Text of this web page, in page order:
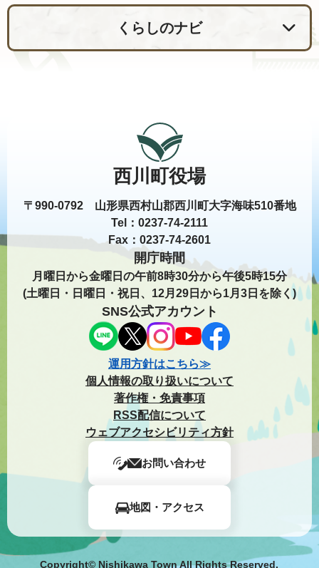
くらしのナビ
西川町役場
〒990-0792 山形県西村山郡西川町大字海味510番地
Tel：0237-74-2111
Fax：0237-74-2601
開庁時間
月曜日から金曜日の午前8時30分から午後5時15分
(土曜日・日曜日・祝日、12月29日から1月3日を除く)
SNS公式アカウント
運用方針はこちら≫
個人情報の取り扱いについて
著作権・免責事項
RSS配信について
ウェブアクセシビリティ方針
お問い合わせ
地図・アクセス
Copyright© Nishikawa Town All Rights Reserved.